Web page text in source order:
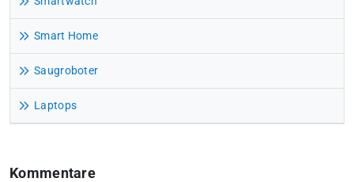
Smart Home
Saugroboter
Laptops
Kommentare